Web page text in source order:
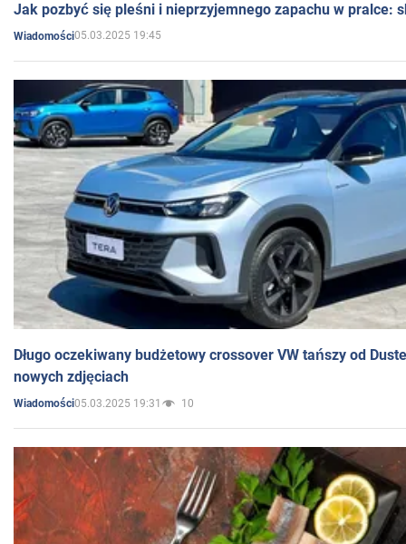
Jak pozbyć się pleśni i nieprzyjemnego zapachu w pralce:
Wiadomości05.03.2025 19:45
Długo oczekiwany budżetowy crossover VW tańszy od
nowych zdjęciach
Wiadomości05.03.2025 19:31 10